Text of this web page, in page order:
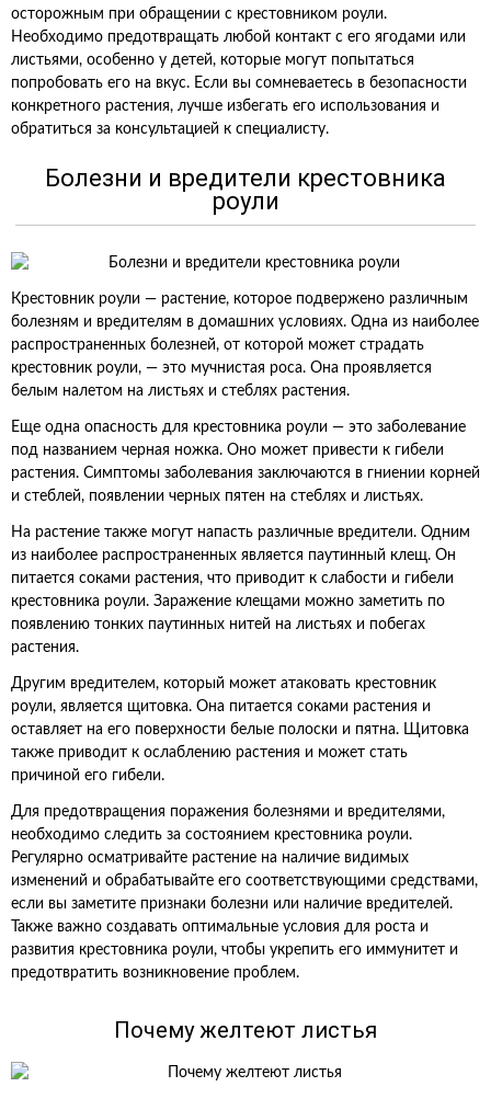
осторожным при обращении с крестовником роули.
Необходимо предотвращать любой контакт с его ягодами или
листьями, особенно у детей, которые могут попытаться
попробовать его на вкус. Если вы сомневаетесь в безопасности
конкретного растения, лучше избегать его использования и
обратиться за консультацией к специалисту.
Болезни и вредители крестовника
роули
Крестовник роули — растение, которое подвержено различным
болезням и вредителям в домашних условиях. Одна из наиболее
распространенных болезней, от которой может страдать
крестовник роули, — это мучнистая роса. Она проявляется
белым налетом на листьях и стеблях растения.
Еще одна опасность для крестовника роули — это заболевание
под названием черная ножка. Оно может привести к гибели
растения. Симптомы заболевания заключаются в гниении корней
и стеблей, появлении черных пятен на стеблях и листьях.
На растение также могут напасть различные вредители. Одним
из наиболее распространенных является паутинный клещ. Он
питается соками растения, что приводит к слабости и гибели
крестовника роули. Заражение клещами можно заметить по
появлению тонких паутинных нитей на листьях и побегах
растения.
Другим вредителем, который может атаковать крестовник
роули, является щитовка. Она питается соками растения и
оставляет на его поверхности белые полоски и пятна. Щитовка
также приводит к ослаблению растения и может стать
причиной его гибели.
Для предотвращения поражения болезнями и вредителями,
необходимо следить за состоянием крестовника роули.
Регулярно осматривайте растение на наличие видимых
изменений и обрабатывайте его соответствующими средствами,
если вы заметите признаки болезни или наличие вредителей.
Также важно создавать оптимальные условия для роста и
развития крестовника роули, чтобы укрепить его иммунитет и
предотвратить возникновение проблем.
Почему желтеют листья